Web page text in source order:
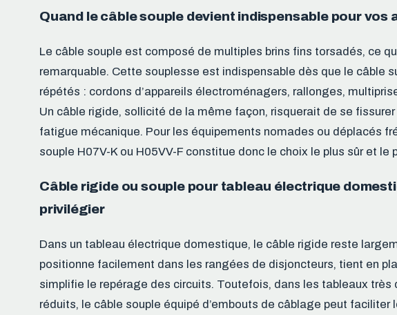
Quand le câble souple devient indispensable pour vos
Le câble souple est composé de multiples brins fins torsadés, ce
remarquable. Cette souplesse est indispensable dès que le câble
répétés : cordons d’appareils électroménagers, rallonges,
Un câble rigide, sollicité de la même façon, risquerait de se
fatigue mécanique. Pour les équipements nomades ou déplacés
souple H07V-K ou H05VV-F constitue donc le choix le plus sûr et le
Câble rigide ou souple pour tableau électrique
privilégier
Dans un tableau électrique domestique, le câble rigide reste
positionne facilement dans les rangées de disjoncteurs, tient en
simplifie le repérage des circuits. Toutefois, dans les tableaux très
réduits, le câble souple équipé d’embouts de câblage peut faciliter